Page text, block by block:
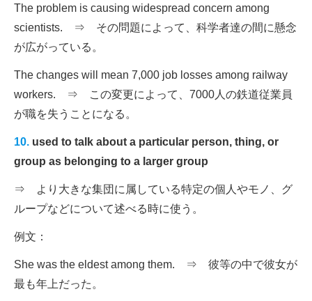
The problem is causing widespread concern among
scientists. ⇒ その問題によって、科学者達の間に懸念
が広がっている。
The changes will mean 7,000 job losses among railway
workers. ⇒ この変更によって、7000人の鉄道従業員
が職を失うことになる。
10. used to talk about a particular person, thing, or
group as belonging to a larger group
⇒ より大きな集団に属している特定の個人やモノ、グ
ループなどについて述べる時に使う。
例文：
She was the eldest among them. ⇒ 彼等の中で彼女が
最も年上だった。